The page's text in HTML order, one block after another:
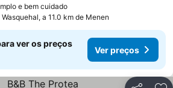
e bem cuidadoVer preços
Wasquehal, a 11.0 km de Menen
ver os preços
Ver preços